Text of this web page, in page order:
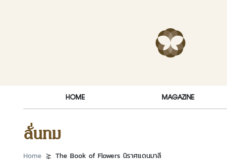
HOME MAGAZINE
ลั่นทม
Home The Book of Flowers นิราศแดนมาลี